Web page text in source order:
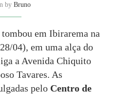
by Bruno
em Ibirarema na
04), em uma alça do
a Avenida Chiquito
Tavares. As
pelo Centro de